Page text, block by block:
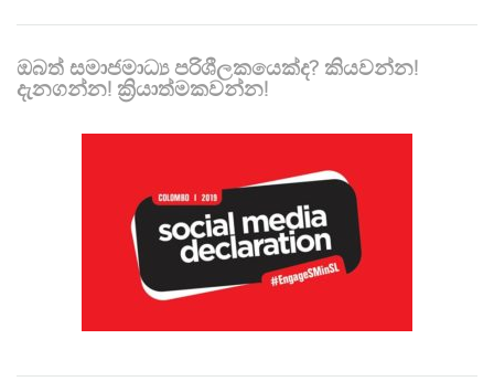
ඔබත් සමාජමාධ්‍ය පරිශීලකයෙක්ද? කියවන්න!
දැනගන්න! ක්‍රියාත්මකවන්න!